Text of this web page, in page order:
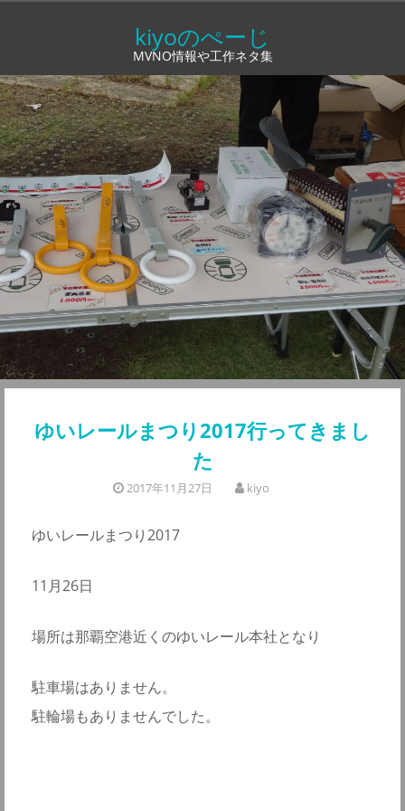
ン
ツ
へ
ス
キ
ッ
プ
kiyoのぺーじ
MVNO情報や工作ネタ集
ゆいレールまつり2017行ってきまし
た
2017年11月27日 kiyo
ゆいレールまつり2017
11月26日
場所は那覇空港近くのゆいレール本社となり
駐車場はありません。
駐輪場もありませんでした。